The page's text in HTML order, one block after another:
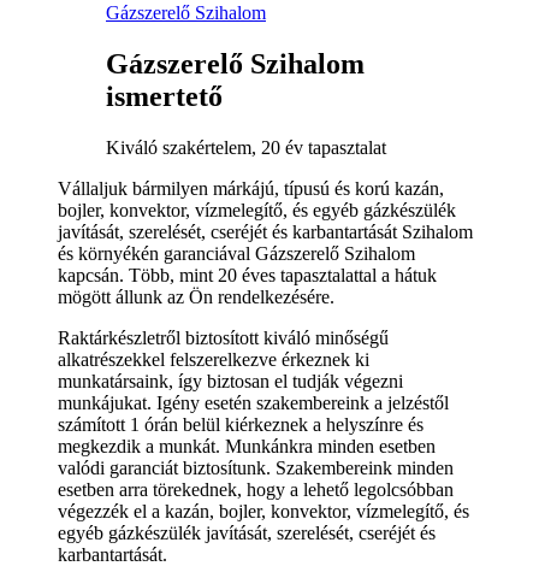
Gázszerelő Szihalom
Gázszerelő Szihalom
ismertető
Kiváló szakértelem, 20 év tapasztalat
Vállaljuk bármilyen márkájú, típusú és korú kazán,
bojler, konvektor, vízmelegítő, és egyéb gázkészülék
javítását, szerelését, cseréjét és karbantartását Szihalom
és környékén garanciával Gázszerelő Szihalom
kapcsán. Több, mint 20 éves tapasztalattal a hátuk
mögött állunk az Ön rendelkezésére.
Raktárkészletről biztosított kiváló minőségű
alkatrészekkel felszerelkezve érkeznek ki
munkatársaink, így biztosan el tudják végezni
munkájukat. Igény esetén szakembereink a jelzéstől
számított 1 órán belül kiérkeznek a helyszínre és
megkezdik a munkát. Munkánkra minden esetben
valódi garanciát biztosítunk. Szakembereink minden
esetben arra törekednek, hogy a lehető legolcsóbban
végezzék el a kazán, bojler, konvektor, vízmelegítő, és
egyéb gázkészülék javítását, szerelését, cseréjét és
karbantartását.